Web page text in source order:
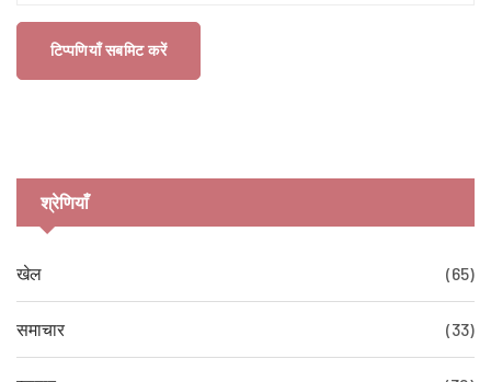
टिप्पणियाँ सबमिट करें
श्रेणियाँ
खेल (65)
समाचार (33)